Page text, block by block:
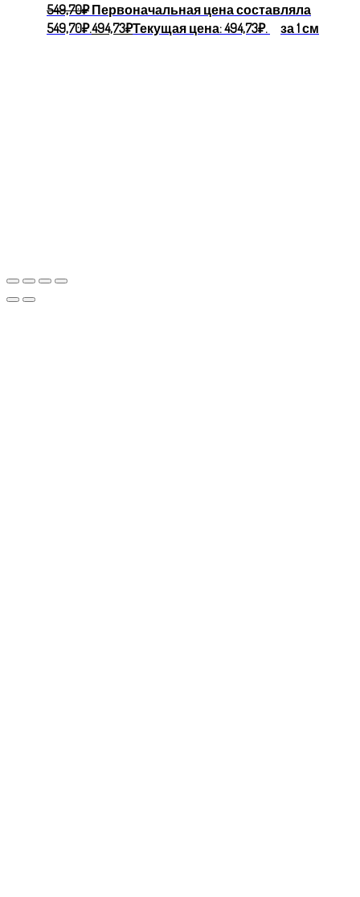
549,70₽ Первоначальная цена составляла
549,70₽.494,73₽Текущая цена: 494,73₽. за 1 см